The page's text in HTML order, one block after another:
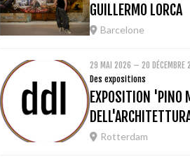
GUILLERMO LORCA
Barcelone
29 MAI 2026 – 20 DÉCEMBRE
Des expositions
EXPOSITION 'PINO
Rotterdam